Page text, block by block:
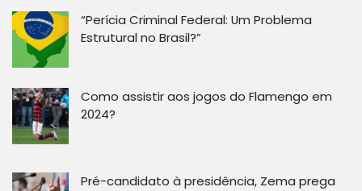
“Perícia Criminal Federal: Um Problema
Estrutural no Brasil?”
Como assistir aos jogos do Flamengo em
2024?
Pré-candidato à presidência, Zema prega